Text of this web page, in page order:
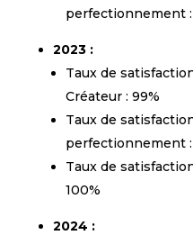
perfectionnement :
2023 :
Taux de
Créateur : 99%
Taux de
perfectionnement :
Taux de
100%
2024 :